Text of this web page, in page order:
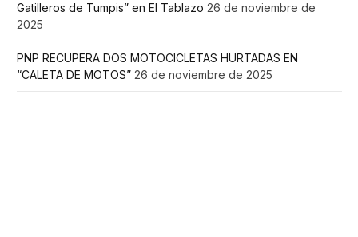
Gatilleros de Tumpis” en El Tablazo 26 de noviembre de
2025
PNP RECUPERA DOS MOTOCICLETAS HURTADAS EN
“CALETA DE MOTOS” 26 de noviembre de 2025